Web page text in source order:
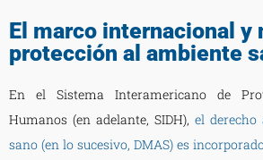
El marco internacional y
protección al ambiente
En el Sistema Interamericano de
Humanos (en adelante, SIDH), el
sano (en lo sucesivo, DMAS) es